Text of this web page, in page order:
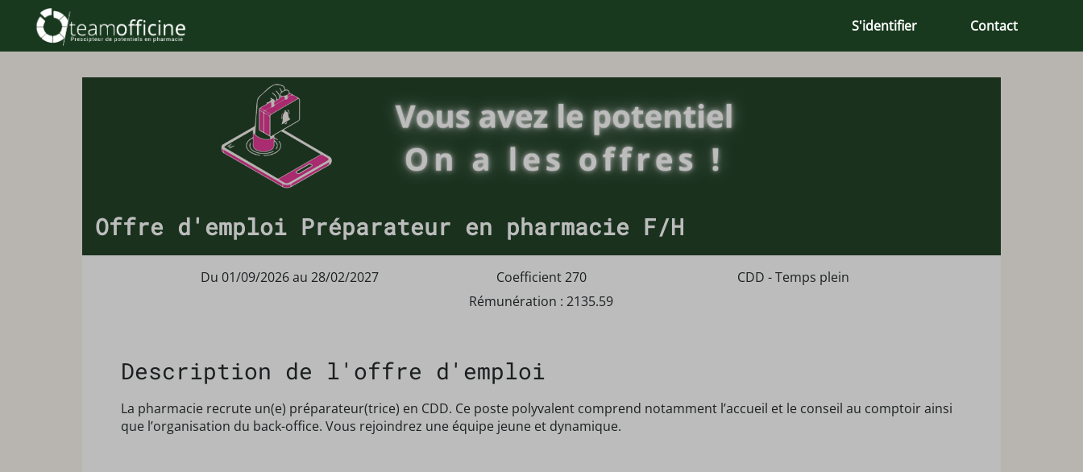
S'identifier Contact
Offre d'emploi Préparateur en pharmacie F/H
Du 01/09/2026 au 28/02/2027
Coefficient 270
Rémunération : 2135.59
CDD - Temps plein
Description de l'offre d'emploi
La pharmacie recrute un(e) préparateur(trice) en CDD. Ce poste polyvalent comprend notamment l’accueil et le conseil au comptoir ainsi
que l’organisation du back-office. Vous rejoindrez une équipe jeune et dynamique.